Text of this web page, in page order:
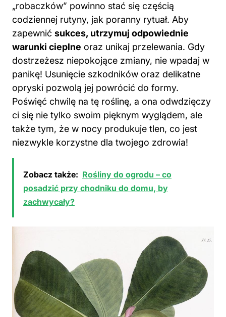
„robaczków” powinno stać się częścią
codziennej rutyny, jak poranny rytuał. Aby
zapewnić sukces, utrzymuj odpowiednie
warunki cieplne oraz unikaj przelewania. Gdy
dostrzeżesz niepokojące zmiany, nie wpadaj w
panikę! Usunięcie szkodników oraz delikatne
opryski pozwolą jej powrócić do formy.
Poświęć chwilę na tę roślinę, a ona odwdzięczy
ci się nie tylko swoim pięknym wyglądem, ale
także tym, że w nocy produkuje tlen, co jest
niezwykle korzystne dla twojego zdrowia!
Zobacz także: Rośliny do ogrodu – co
posadzić przy chodniku do domu, by
zachwycały?